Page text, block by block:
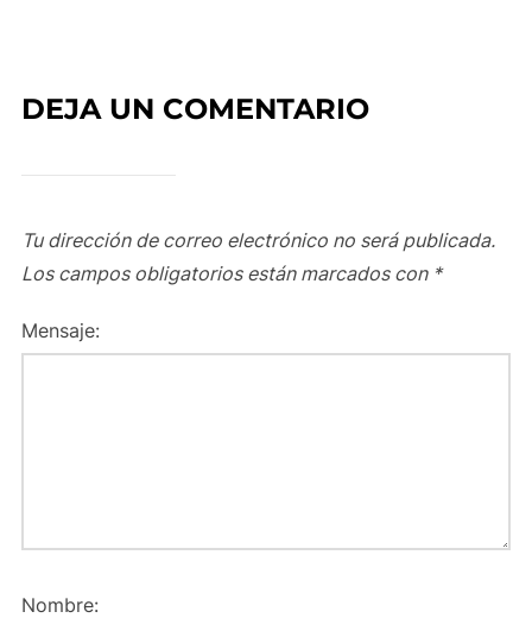
DEJA UN COMENTARIO
Tu dirección de correo electrónico no será publicada.
Los campos obligatorios están marcados con *
Mensaje:
Nombre: